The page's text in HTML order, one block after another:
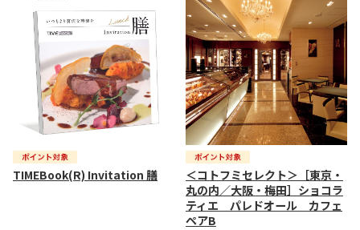
TIMEBook(R) Invitation 膳
＜コトフミセレクト＞［東京・
丸の内／大阪・梅田］ショコラ
ティエ パレドオール カフェ
ペアB